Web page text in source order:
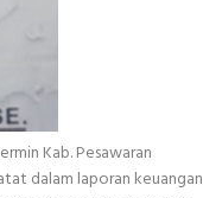
Kab. Pesawaran
dalam laporan keuangan